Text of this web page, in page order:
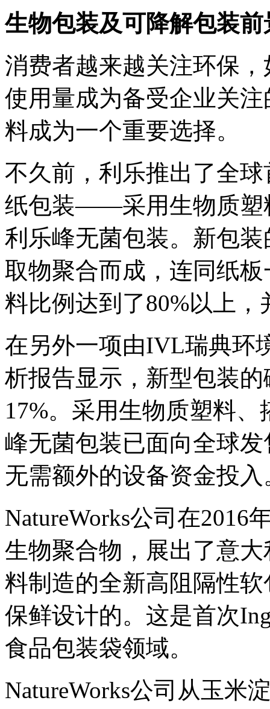
生物包装及可降解包装前
消费者越来越关注环保
使用量成为备受企业关
料成为一个重要选择。
不久前，利乐推出了全
纸包装——采用生物质塑
利乐峰无菌包装。新包
取物聚合而成，连同纸
料比例达到了80%以上
在另外一项由IVL瑞典环
析报告显示，新型包装
17%。采用生物质塑料
峰无菌包装已面向全球
无需额外的设备资金投入
NatureWorks公司在2016
生物聚合物，展出了意大
料制造的全新高阻隔性
保鲜设计的。这是首次
食品包装袋领域。
NatureWorks公司从玉米